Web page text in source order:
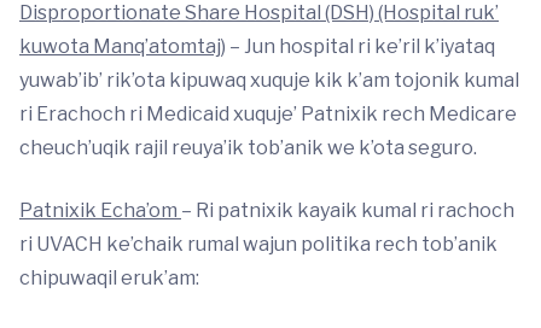
Disproportionate Share Hospital (DSH) (Hospital ruk’
kuwota Manq’atomtaj) – Jun hospital ri ke’ril k’iyataq
yuwab’ib’ rik’ota kipuwaq xuquje kik k’am tojonik kumal
ri Erachoch ri Medicaid xuquje’ Patnixik rech Medicare
cheuch’uqik rajil reuya’ik tob’anik we k’ota seguro.
Patnixik Echa’om – Ri patnixik kayaik kumal ri rachoch
ri UVACH ke’chaik rumal wajun politika rech tob’anik
chipuwaqil eruk’am: